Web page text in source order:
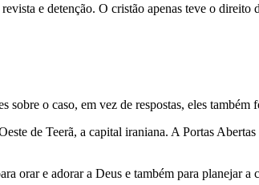
e detenção. O cristão apenas teve o
o caso, em vez de respostas, eles também
de Teerã, a capital iraniana. A Portas
orar e adorar a Deus e também para planejar a